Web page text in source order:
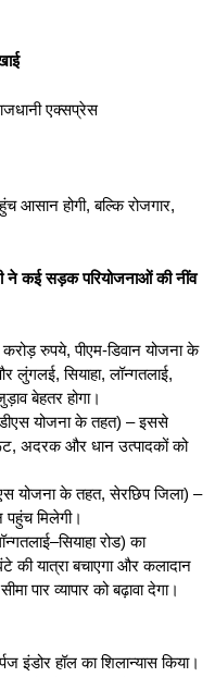
एक्सप्रेस
आसान होगी, बल्कि रोजगार,
ने कई सड़क परियोजनाओं की नींव
रुपये, पीएम-डिवान योजना के
सियाहा, लॉन्गतलाई,
बेहतर होगा।
योजना के तहत) – इससे
अदरक और धान उत्पादकों को
योजना के तहत, सेरछिप जिला) –
पहुंच मिलेगी।
रोड) का
की यात्रा बचाएगा और कलादान
पार व्यापार को बढ़ावा देगा।
इंडोर हॉल का शिलान्यास किया।